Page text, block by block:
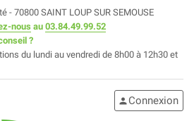
- 70800 SAINT LOUP SUR SEMOUSE
nous au 03.84.49.99.52
?
du lundi au vendredi de 8h00 à 12h30 et
person Connexion